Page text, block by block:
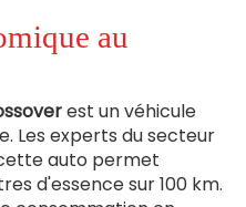
au
est un véhicule
Les experts du secteur
auto permet
d'essence sur 100 km.